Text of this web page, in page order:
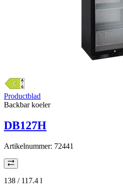
Productblad
Backbar koeler
DB127H
Artikelnummer: 72441
138 / 117.4 l